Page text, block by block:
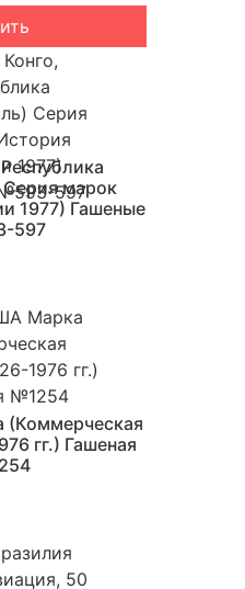
Серия марок
1977) Гашеные
597
гг.) Гашеная